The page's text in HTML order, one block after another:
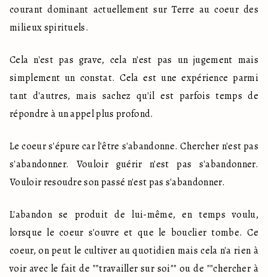
courant dominant actuellement sur Terre au coeur des
milieux spirituels.
Cela n'est pas grave, cela n'est pas un jugement mais
simplement un constat. Cela est une expérience parmi
tant d'autres, mais sachez qu'il est parfois temps de
répondre à un appel plus profond.
Le coeur s'épure car l'être s'abandonne. Chercher n'est pas
s'abandonner. Vouloir guérir n'est pas s'abandonner.
Vouloir resoudre son passé n'est pas s'abandonner.
L'abandon se produit de lui-même, en temps voulu,
lorsque le coeur s'ouvre et que le bouclier tombe. Ce
coeur, on peut le cultiver au quotidien mais cela n'a rien à
voir avec le fait de ""travailler sur soi"" ou de ""chercher à